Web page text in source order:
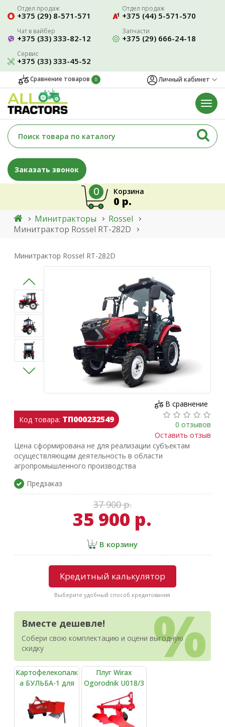
Отдел продаж
+375 (29) 8-571-571
Отдел продаж
+375 (44) 5-571-570
Чат в вайбер
+375 (33) 333-82-12
Запчасти
+375 (29) 666-24-18
Сервис
+375 (33) 333-45-52
Сравнение товаров 0 Личный кабинет
Заказать звонок
Корзина
0
0 р.
Минитракторы
Rossel
Минитрактор Rossel RT-282D
Минитрактор Rossel RT-282D
Код товара: ТП000232549
В сравнение
0 отзывов
Оставить отзыв
Цена сформирована не для реализации субъектам
осуществляющим деятельность в области
агропромышленного производства
Предзаказ
37 900 р.
35 900 р.
В корзину
Кредитный калькулятор
Выберите удобный способ кредитования
Вместе дешевле!
Собери свою комплектацию и оцени выгодную
скидку
Картофелекопалк
а БУЛЬБА-1 для
Плуг Wirax
Ogorodnik U018/3